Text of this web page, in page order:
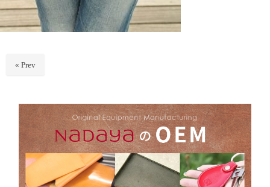
« Prev